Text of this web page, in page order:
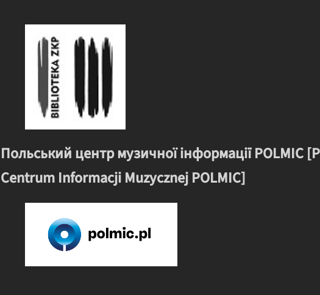
Польський центр музичної інформації POLMIC
Centrum Informacji Muzycznej POLMIC]